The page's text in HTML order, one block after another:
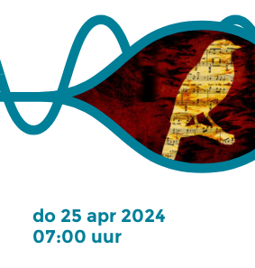
do 25 apr 2024
07:00 uur